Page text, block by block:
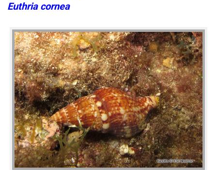
Euthria cornea